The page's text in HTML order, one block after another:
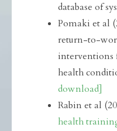
database of
Pomaki et al
return-to-
interventions
health
download]
Rabin et al
health